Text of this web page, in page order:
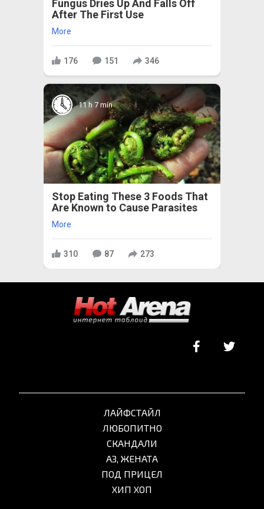
Fungus Dries Up And Falls Off
After The First Use
More
176 151 346
11 h 7 min
Stop Eating These 3 Foods That
Are Known to Cause Parasites
More
310 87 273
ЛАЙФСТАЙЛ
ЛЮБОПИТНО
СКАНДАЛИ
АЗ, ЖЕНАТА
ПОД ПРИЦЕЛ
ХИП ХОП